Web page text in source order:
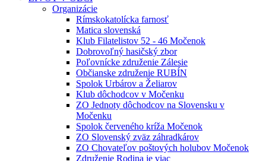
Organizácie
Rímskokatolícka farnosť
Matica slovenská
Klub Filatelistov 52 - 46 Močenok
Dobrovoľný hasičský zbor
Poľovnícke združenie Zálesie
Občianske združenie RUBÍN
Spolok Urbárov a Želiarov
Klub dôchodcov v Močenku
ZO Jednoty dôchodcov na Slovensku v
Močenku
Spolok červeného kríža Močenok
ZO Slovenský zväz záhradkárov
ZO Chovateľov poštových holubov Močenok
Združenie Rodina je viac